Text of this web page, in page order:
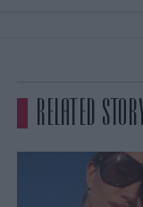
RELATED